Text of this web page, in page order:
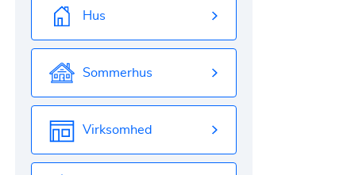
Hus
Sommerhus
Virksomhed